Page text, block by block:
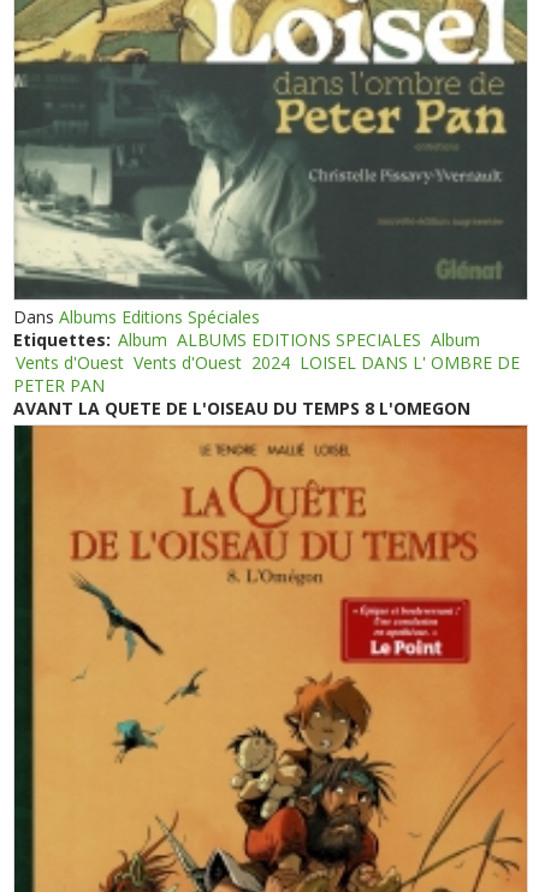
DansAlbums Editions Spéciales
Etiquettes: Album ALBUMS EDITIONS SPECIALES Album
Vents d'Ouest Vents d'Ouest 2024 LOISEL DANS L' OMBRE DE
PETER PAN
AVANT LA QUETE DE L'OISEAU DU TEMPS 8 L'OMEGON